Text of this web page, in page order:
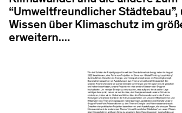
“Umweltfreundlicher Städtebau”,
Wissen über Klimaschutz im
erweitern....